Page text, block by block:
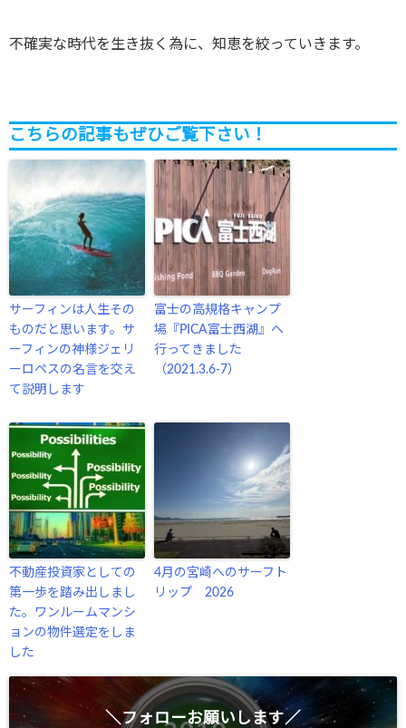
不確実な時代を生き抜く為に、知恵を絞っていきます。
こちらの記事もぜひご覧下さい！
サーフィンは人生その
ものだと思います。サ
ーフィンの神様ジェリ
ーロペスの名言を交え
て説明します
富士の高規格キャンプ
場『PICA富士西湖』へ
行ってきました
（2021.3.6-7）
不動産投資家としての
第一歩を踏み出しまし
た。ワンルームマンシ
ョンの物件選定をしま
した
4月の宮崎へのサーフト
リップ 2026
＼フォローお願いします／